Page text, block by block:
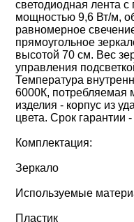
светодиодная лента
мощностью 9,6 Вт/м,
равномерное
прямоугольное
высотой 70 см. Вес
управления
Температура
6000К, потребляемая
изделия - корпус из
цвета. Срок гарантии -
Комплектация:
Зеркало
Используемые
Пластик